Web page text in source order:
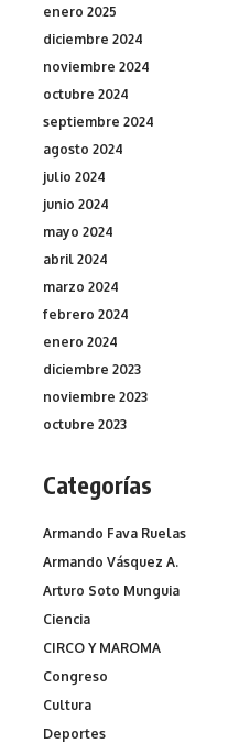
enero 2025
diciembre 2024
noviembre 2024
octubre 2024
septiembre 2024
agosto 2024
julio 2024
junio 2024
mayo 2024
abril 2024
marzo 2024
febrero 2024
enero 2024
diciembre 2023
noviembre 2023
octubre 2023
Categorías
Armando Fava Ruelas
Armando Vásquez A.
Arturo Soto Munguia
Ciencia
CIRCO Y MAROMA
Congreso
Cultura
Deportes